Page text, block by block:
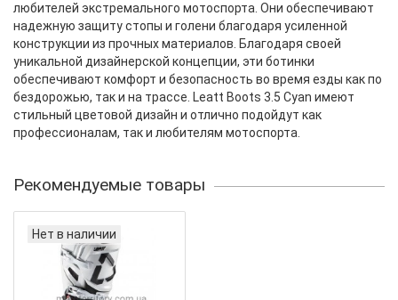
любителей экстремального мотоспорта. Они обеспечивают
надежную защиту стопы и голени благодаря усиленной
конструкции из прочных материалов. Благодаря своей
уникальной дизайнерской концепции, эти ботинки
обеспечивают комфорт и безопасность во время езды как по
бездорожью, так и на трассе. Leatt Boots 3.5 Cyan имеют
стильный цветовой дизайн и отлично подойдут как
профессионалам, так и любителям мотоспорта.
Рекомендуемые товары
Нет в наличии